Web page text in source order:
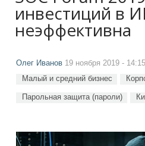
инвестиций в
неэффективна
Олег Иванов 19 ноября 2019 - 14:15
Малый и средний бизнес
Парольная защита (пароли)